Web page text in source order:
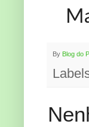
By Blog do